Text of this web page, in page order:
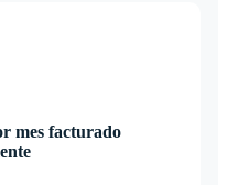
mes facturado